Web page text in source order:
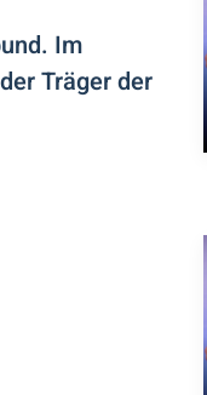
Im
Träger der